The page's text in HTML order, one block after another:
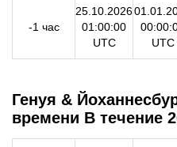
-1 час
25.10.2026
01:00:00
UTC
UTC
Генуя &
времени В течение